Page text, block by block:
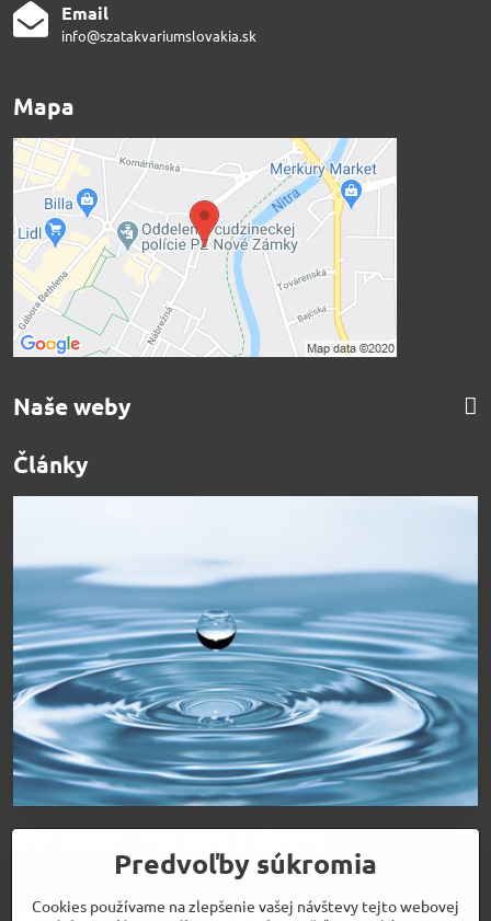
Email
info@szatakvariumslovakia.sk
Mapa
Naše weby
Články
Ako udržať čistú vodu v akváriu
Predvoľby súkromia
Cookies používame na zlepšenie vašej návštevy tejto webovej